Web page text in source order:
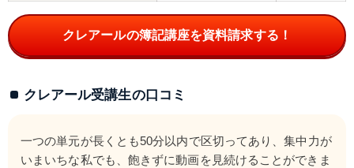
クレアールの簿記講座を資料請求する！
クレアール受講生の口コミ
一つの単元が長くとも50分以内で区切ってあり、集中力が
いまいちな私でも、飽きずに動画を見続けることができま